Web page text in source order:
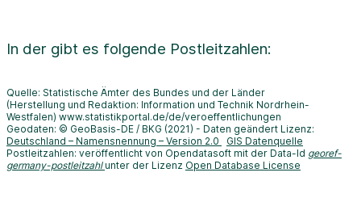
In der gibt es folgende Postleitzahlen:
Quelle: Statistische Ämter des Bundes und der Länder
(Herstellung und Redaktion: Information und Technik Nordrhein-
Westfalen) www.statistikportal.de/de/veroeffentlichungen
Geodaten: © GeoBasis-DE / BKG (2021) - Daten geändert Lizenz:
Deutschland – Namensnennung – Version 2.0
GIS Datenquelle
Postleitzahlen: veröffentlicht von Opendatasoft mit der Data-Id georef-
germany-postleitzahl unter der Lizenz Open Database License